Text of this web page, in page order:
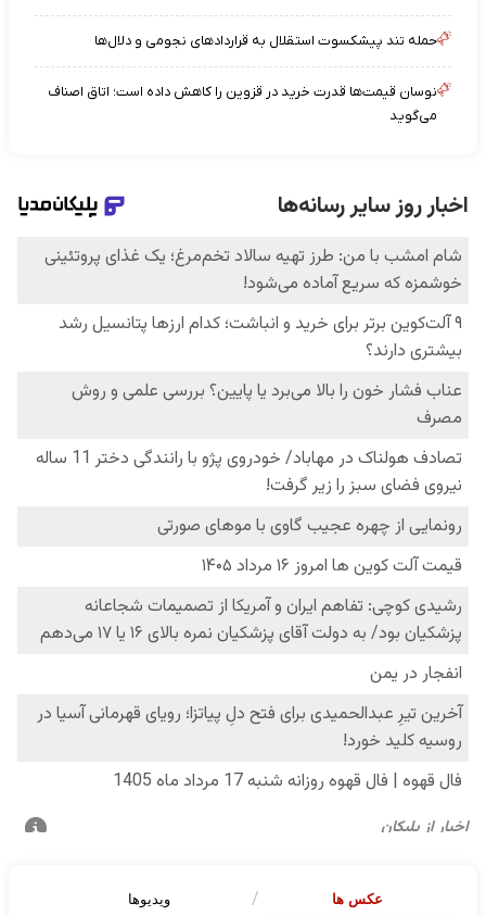
حمله تند پیشکسوت استقلال به قراردادهای نجومی و دلال‌ها
نوسان قیمت‌ها قدرت خرید در قزوین را کاهش داده است؛ اتاق اصناف
می‌گوید
عکس ها ویدیوها